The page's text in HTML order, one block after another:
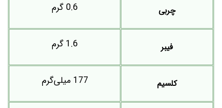
چربی 0.6 گرم
فیبر 1.6 گرم
کلسیم 177 میلی‌گرم